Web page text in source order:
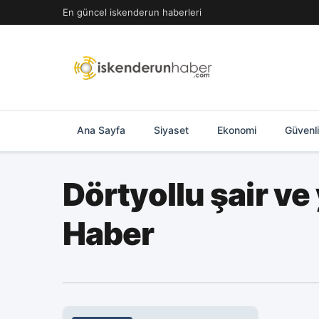
geç
En güncel iskenderun haberleri
Ana Sayfa Siyaset Ekonomi
Dörtyollu şair ve
Haber